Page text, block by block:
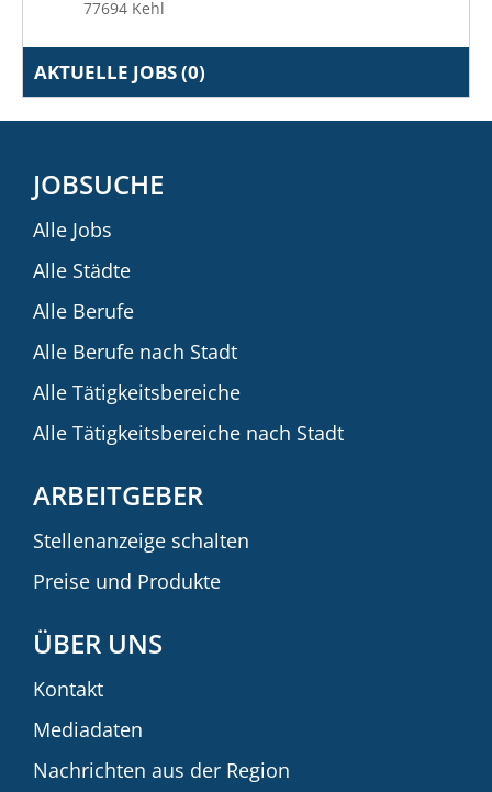
77694 Kehl
AKTUELLE JOBS (0)
JOBSUCHE
Alle Jobs
Alle Städte
Alle Berufe
Alle Berufe nach Stadt
Alle Tätigkeitsbereiche
Alle Tätigkeitsbereiche nach Stadt
ARBEITGEBER
Stellenanzeige schalten
Preise und Produkte
ÜBER UNS
Kontakt
Mediadaten
Nachrichten aus der Region